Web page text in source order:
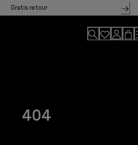
Gratis retour
404